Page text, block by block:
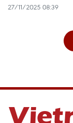
27/11/2025 08:39